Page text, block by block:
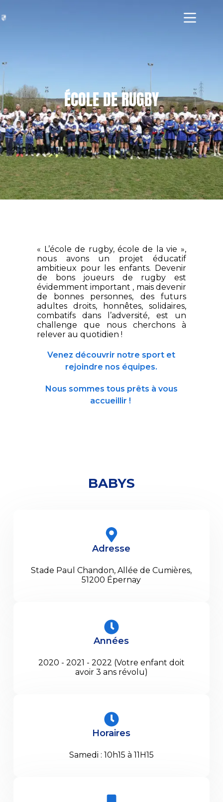
ÉCOLE DE RUGBY
« L’école de rugby, école de la vie »,
nous avons un projet éducatif
ambitieux pour les enfants. Devenir
de bons joueurs de rugby est
évidemment important , mais devenir
de bonnes personnes, des futurs
adultes droits, honnêtes, solidaires,
combatifs dans l’adversité, est un
challenge que nous cherchons à
relever au quotidien !
Venez découvrir notre sport et
rejoindre nos équipes.
Nous sommes tous prêts à vous
accueillir !
BABYS
Adresse
Stade Paul Chandon, Allée de Cumières,
51200 Épernay
Années
2020 - 2021 - 2022 (Votre enfant doit
avoir 3 ans révolu)
Horaires
Samedi : 10h15 à 11H15